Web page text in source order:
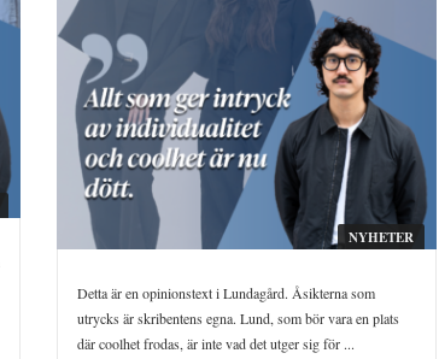
NYHETER
Detta är en opinionstext i Lundagård. Åsikterna som
utrycks är skribentens egna. Lund, som bör vara en plats
där coolhet frodas, är inte vad det utger sig för ...